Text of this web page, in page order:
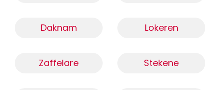
Daknam Lokeren
Zaffelare Stekene